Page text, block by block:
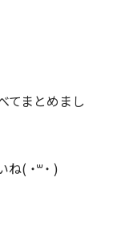
てまとめまし
( ˙꒳​˙ )